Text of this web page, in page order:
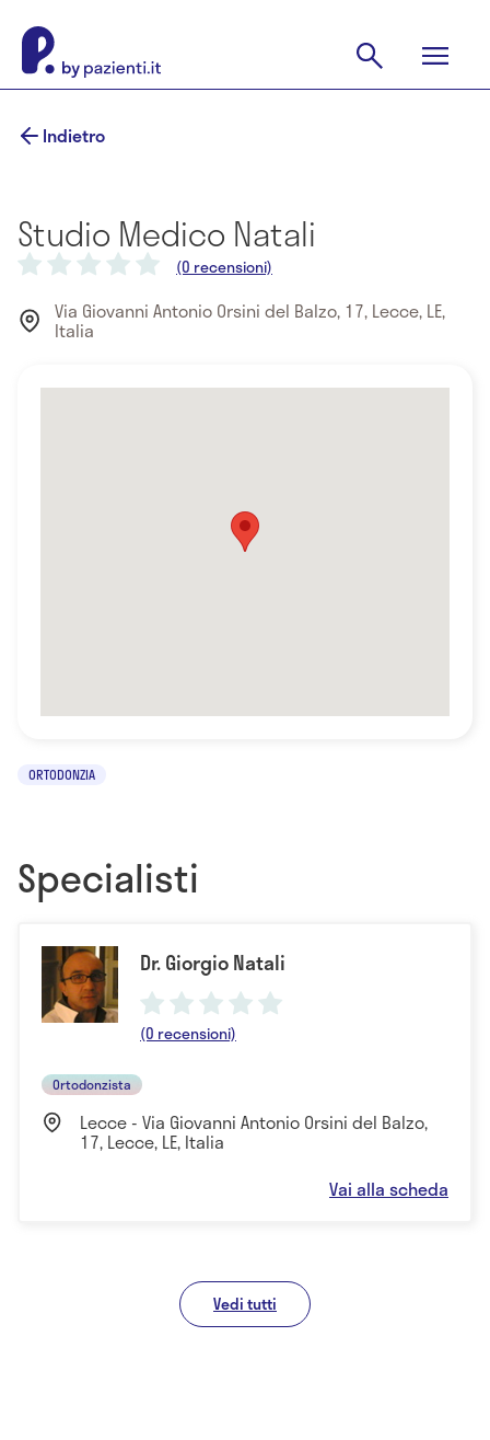
Indietro
Studio Medico Natali
(0 recensioni)
Via Giovanni Antonio Orsini del Balzo, 17, Lecce, LE,
Italia
ORTODONZIA
Specialisti
Dr. Giorgio Natali
(0 recensioni)
Ortodonzista
Lecce - Via Giovanni Antonio Orsini del Balzo,
17, Lecce, LE, Italia
Vai alla scheda
Vedi tutti